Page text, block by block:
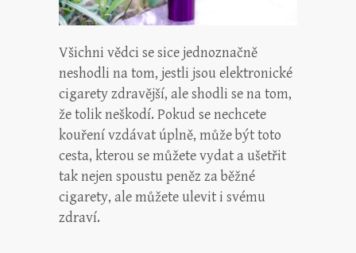
Všichni vědci se sice jednoznačně
neshodli na tom, jestli jsou elektronické
cigarety zdravější, ale shodli se na tom,
že tolik neškodí. Pokud se nechcete
kouření vzdávat úplně, může být toto
cesta, kterou se můžete vydat a ušetřit
tak nejen spoustu peněz za běžné
cigarety, ale můžete ulevit i svému
zdraví.